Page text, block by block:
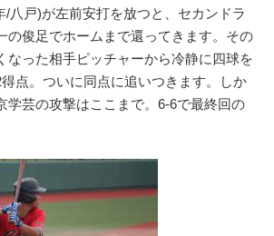
/八戸)が左前安打を放つと、セカンドラ
の俊足でホームまで還ってきます。その
なった相手ピッチャーから冷静に四球を
点。ついに同点に追いつきます。しか
学芸の攻撃はここまで。6-6で最終回の